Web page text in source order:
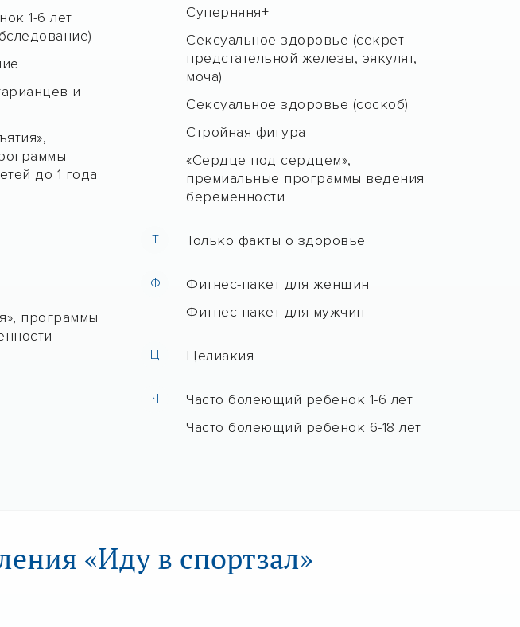
1-6 лет
и
до 1 года
программы
Суперняня+
Сексуальное здоровье (секрет
предстательной железы, эякулят,
моча)
Сексуальное здоровье (соскоб)
Стройная фигура
«Сердце под сердцем»,
премиальные программы ведения
беременности
Т Только факты о здоровье
Ф
Фитнес-пакет для женщин
Фитнес-пакет для мужчин
Ц Целиакия
Ч
Часто болеющий ребенок 1-6 лет
Часто болеющий ребенок 6-18 лет
«Иду в спортзал»